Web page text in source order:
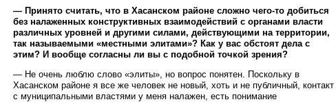
— Принято считать, что в Хасанском районе сложно чего-то добиться
без налаженных конструктивных взаимодействий с органами власти
различных уровней и другими силами, действующими на территории,
так называемыми «местными элитами»? Как у вас обстоят дела с
этим? И вообще согласны ли вы с подобной точкой зрения?
— Не очень люблю слово «элиты», но вопрос понятен. Поскольку в
Хасанском районе я все же человек не новый, хоть и не публичный, контакт
с муниципальными властями у меня налажен, есть понимание